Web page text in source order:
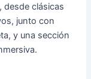
desde clásicas
junto con
y una sección